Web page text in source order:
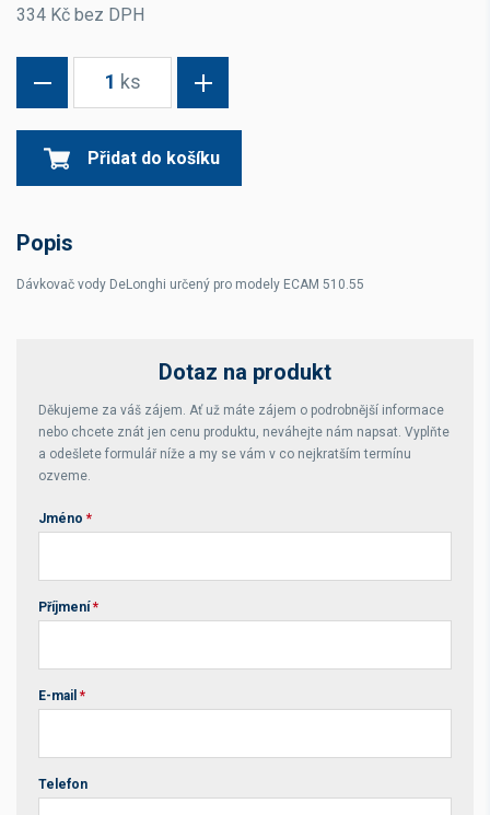
334 Kč bez DPH
1 ks
Přidat do košíku
Popis
Dávkovač vody DeLonghi určený pro modely ECAM 510.55
Dotaz na produkt
Děkujeme za váš zájem. Ať už máte zájem o podrobnější informace
nebo chcete znát jen cenu produktu, neváhejte nám napsat. Vyplňte
a odešlete formulář níže a my se vám v co nejkratším termínu
ozveme.
Jméno *
Příjmení *
E-mail *
Telefon